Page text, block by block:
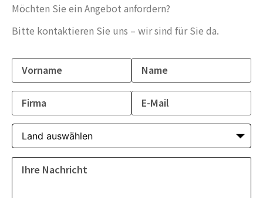
Möchten Sie ein Angebot anfordern?
Bitte kontaktieren Sie uns – wir sind für Sie da.